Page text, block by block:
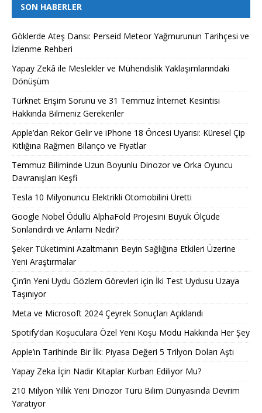
SON HABERLER
Göklerde Ateş Dansı: Perseid Meteor Yağmurunun Tarihçesi ve
İzlenme Rehberi
Yapay Zekâ ile Meslekler ve Mühendislik Yaklaşımlarındaki
Dönüşüm
Türknet Erişim Sorunu ve 31 Temmuz İnternet Kesintisi
Hakkında Bilmeniz Gerekenler
Apple’dan Rekor Gelir ve iPhone 18 Öncesi Uyarısı: Küresel Çip
Kıtlığına Rağmen Bilanço ve Fiyatlar
Temmuz Biliminde Uzun Boyunlu Dinozor ve Orka Oyuncu
Davranışları Keşfi
Tesla 10 Milyonuncu Elektrikli Otomobilini Üretti
Google Nobel Ödüllü AlphaFold Projesini Büyük Ölçüde
Sonlandırdı ve Anlamı Nedir?
Şeker Tüketimini Azaltmanın Beyin Sağlığına Etkileri Üzerine
Yeni Araştırmalar
Çin’in Yeni Uydu Gözlem Görevleri için İki Test Uydusu Uzaya
Taşınıyor
Meta ve Microsoft 2024 Çeyrek Sonuçları Açıklandı
Spotify’dan Koşuculara Özel Yeni Koşu Modu Hakkında Her Şey
Apple’ın Tarihinde Bir İlk: Piyasa Değeri 5 Trilyon Doları Aştı
Yapay Zeka İçin Nadir Kitaplar Kurban Ediliyor Mu?
210 Milyon Yıllık Yeni Dinozor Türü Bilim Dünyasında Devrim
Yaratıyor